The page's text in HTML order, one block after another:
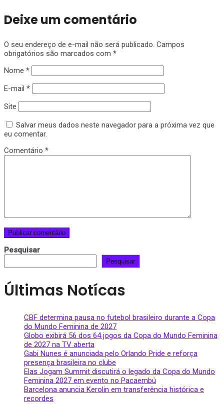
Deixe um comentário
O seu endereço de e-mail não será publicado. Campos
obrigatórios são marcados com *
Nome *
E-mail *
Site
Salvar meus dados neste navegador para a próxima vez que
eu comentar.
Comentário *
Pesquisar
Pesquisar
Últimas Notícas
CBF determina pausa no futebol brasileiro durante a Copa
do Mundo Feminina de 2027
Globo exibirá 56 dos 64 jogos da Copa do Mundo Feminina
de 2027 na TV aberta
Gabi Nunes é anunciada pelo Orlando Pride e reforça
presença brasileira no clube
Elas Jogam Summit discutirá o legado da Copa do Mundo
Feminina 2027 em evento no Pacaembú
Barcelona anuncia Kerolin em transferência histórica e
recordes